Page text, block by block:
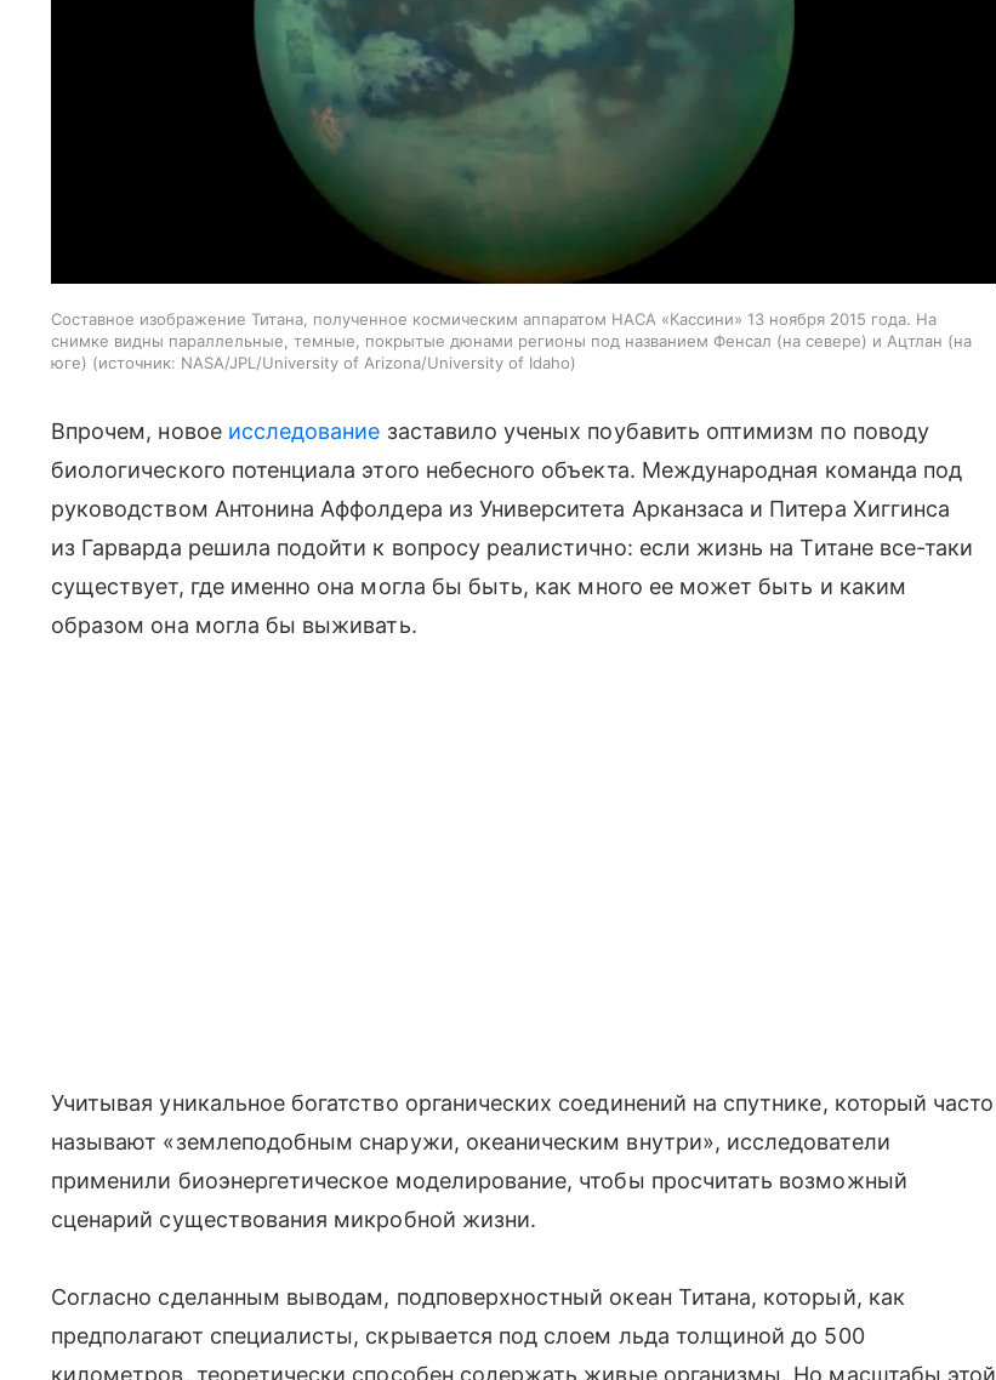
Составное изображение Титана, полученное космическим аппаратом НАСА «Кассини» 13 ноября 2015 года. На
снимке видны параллельные, темные, покрытые дюнами регионы под названием Фенсал (на севере) и Ацтлан (на
юге)
источник: NASA/JPL/University of Arizona/University of Idaho
Впрочем, новое исследование заставило ученых поубавить оптимизм по поводу
биологического потенциала этого небесного объекта. Международная команда под
руководством Антонина Аффолдера из Университета Арканзаса и Питера Хиггинса
из Гарварда решила подойти к вопросу реалистично: если жизнь на Титане все-таки
существует, где именно она могла бы быть, как много ее может быть и каким
образом она могла бы выживать.
Учитывая уникальное богатство органических соединений на спутнике, который часто
называют «землеподобным снаружи, океаническим внутри», исследователи
применили биоэнергетическое моделирование, чтобы просчитать возможный
сценарий существования микробной жизни.
Согласно сделанным выводам, подповерхностный океан Титана, который, как
предполагают специалисты, скрывается под слоем льда толщиной до 500
километров, теоретически способен содержать живые организмы. Но масштабы этой